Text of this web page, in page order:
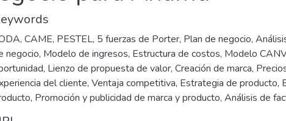
, CAME, PESTEL, 5 fuerzas de Porter, Plan de negocio,
negocio, Modelo de ingresos, Estructura de costos, Modelo
, Lienzo de propuesta de valor, Creación de marca,
del cliente, Ventaja competitiva, Estrategia de producto,
, Promoción y publicidad de marca y producto, Análisis de